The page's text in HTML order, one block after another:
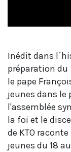
Inédit dans
préparation du
le pape
jeunes dans le
l'assemblée
la foi et le
de KTO
jeunes du 18